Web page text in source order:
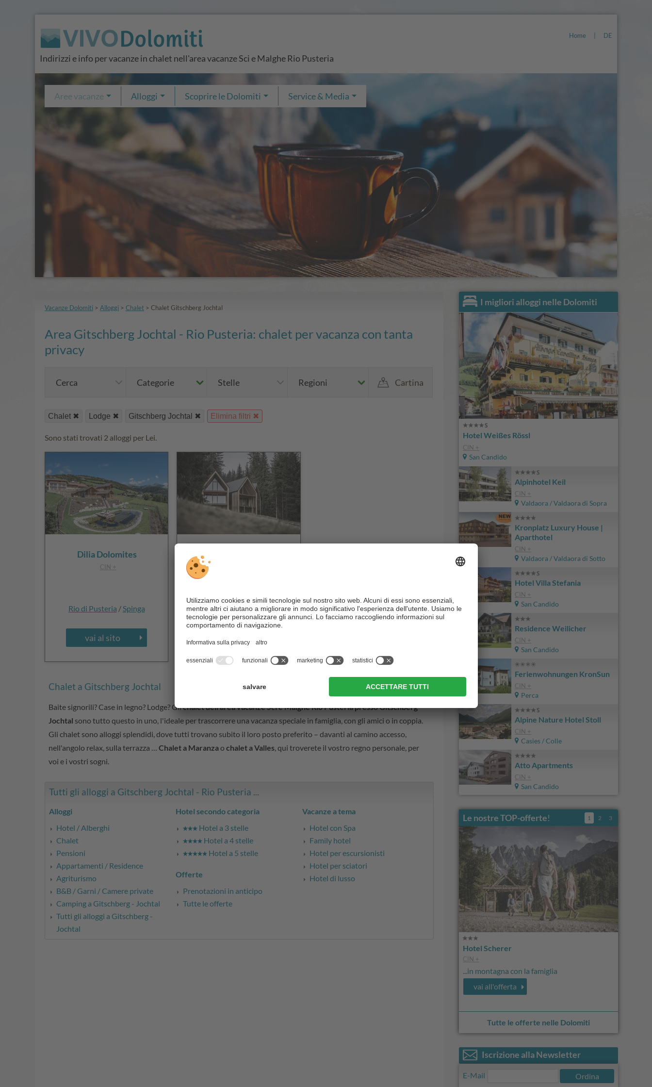
Home DE
Indirizzi e info per vacanze in chalet nell'area vacanze Sci e Malghe Rio Pusteria
Aree vacanze Alloggi Scoprire le Dolomiti Service & Media
Vacanze Dolomiti > Alloggi > Chalet > Chalet Gitschberg Jochtal
Area Gitschberg Jochtal - Rio Pusteria: chalet per vacanza con tanta
privacy
Cerca Categorie Stelle Regioni Cartina
Chalet Lodge Gitschberg Jochtal Elimina filtri
Sono stati trovati 2 alloggi per Lei.
Dilia Dolomites
CIN +
Rio di Pusteria /Spinga
vai al sito
Waldchalets Obomilla
Rio di Pusteria/Maranza
vai al sito
Chalet a Gitschberg Jochtal
Baite signorili? Case in legno? Lodge? Glichalet dell'area vacanze Sci e Malghe Rio Pusteria presso Gitschberg
Jochtal sono tutto questo in uno, l'ideale per trascorrere una vacanza speciale in famiglia, con gli amici o in coppia.
Gli chalet sono alloggi splendidi, dove tutti trovano subito il loro posto preferito – davanti al camino accesso,
nell'angolo relax, sulla terrazza … Chalet a Maranzao chalet a Valles, qui troverete il vostro regno personale, per
voi e i vostri sogni.
Tutti gli alloggi a Gitschberg Jochtal - Rio Pusteria ...
Alloggi
Hotel / Alberghi
Chalet
Pensioni
Appartamenti / Residence
Agriturismo
B&B / Garni / Camere private
Camping a Gitschberg - Jochtal
Tutti gli alloggi a Gitschberg -
Jochtal
Hotel secondo categoria
Hotel a 3 stelle
Hotel a 4 stelle
Hotel a 5 stelle
Offerte
Prenotazioni in anticipo
Tutte le offerte
Vacanze a tema
Hotel con Spa
Family hotel
Hotel per escursionisti
Hotel per sciatori
Hotel di lusso
I migliori alloggi nelle Dolomiti
Hotel Weißes Rössl
CIN +
San Candido
Alpinhotel Keil
CIN +
Valdaora / Valdaora di Sopra
Kronplatz Luxury House |
Aparthotel
CIN +
Valdaora / Valdaora di Sotto
Hotel Villa Stefania
CIN +
San Candido
Residence Weilicher
CIN +
San Candido
Ferienwohnungen KronSun
CIN +
Perca
Alpine Nature Hotel Stoll
CIN +
Casies / Colle
Atto Apartments
CIN +
San Candido
Le nostre TOP-offerte!
Hotel Scherer
CIN +
...in montagna con la famiglia
vai all'offerta
1 2 3
Tutte le offerte nelle Dolomiti
Iscrizione alla Newsletter
E-Mail